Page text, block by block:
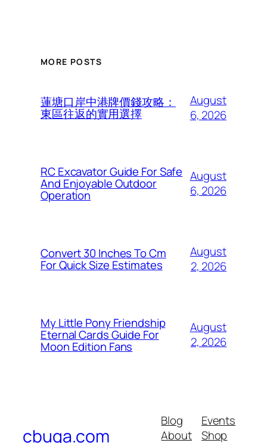
MORE POSTS
蓮塘口岸中港牌價錢攻略：
東區往返的實用選擇
August
6, 2026
RC Excavator Guide For Safe
And Enjoyable Outdoor
Operation
August
6, 2026
Convert 30 Inches To Cm
For Quick Size Estimates
August
2, 2026
My Little Pony Friendship
Eternal Cards Guide For
Moon Edition Fans
August
2, 2026
cbuga.com
Blog
About
Events
Shop